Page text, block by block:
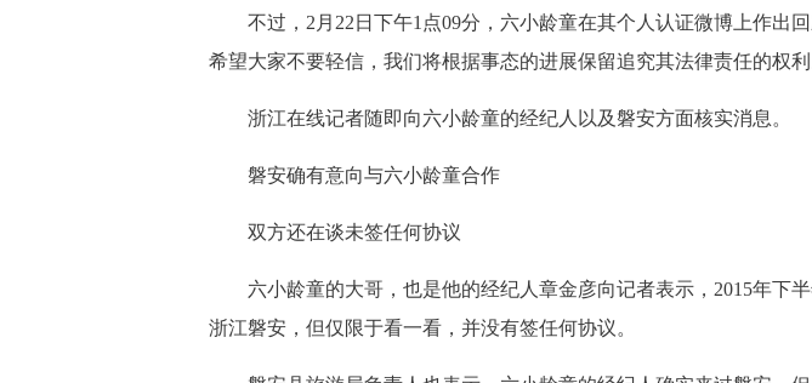
不过，2月22日下午1点09分，六小龄童在其个人认证微博上作出
希望大家不要轻信，我们将根据事态的进展保留追究其法律责任的权利
浙江在线记者随即向六小龄童的经纪人以及磐安方面核实消息。
磐安确有意向与六小龄童合作
双方还在谈未签任何协议
六小龄童的大哥，也是他的经纪人章金彦向记者表示，2015年下
浙江磐安，但仅限于看一看，并没有签任何协议。